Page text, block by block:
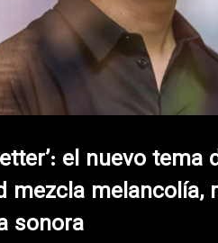
el nuevo tema
mezcla melancolía,
sonora